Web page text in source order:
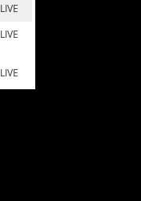
LIVE
LIVE
LIVE